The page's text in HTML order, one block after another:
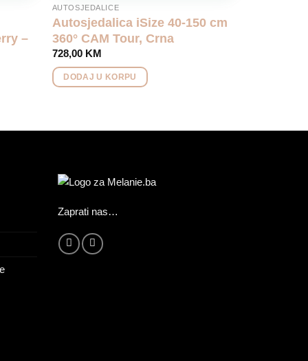
–
AUTOSJEDALICE
Autosjedalica iSize 40-150 cm
360° CAM Tour, Crna
728,00 KM
DODAJ U KORPU
Zaprati nas…